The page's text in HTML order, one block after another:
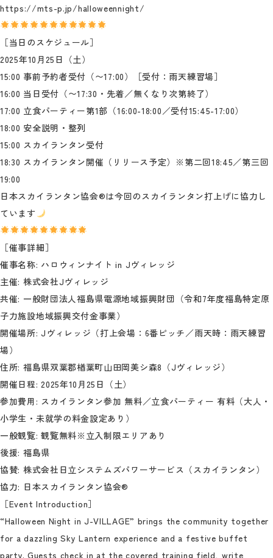
https://mts-p.jp/halloweennight/
［当日のスケジュール］
2025年10月25日（土）
15:00 事前予約者受付（〜17:00）［受付：雨天練習場］
16:00 当日受付（〜17:30・先着／無くなり次第終了）
17:00 立食パーティー第1部（16:00-18:00／受付15:45-17:00）
18:00 安全説明・整列
15:00 スカイランタン受付
18:30 スカイランタン開催（リリース予定）※第二回18:45／第三回
19:00
日本スカイランタン協会®は今回のスカイランタン打上げに協力し
ています
［催事詳細］
催事名称: ハロウィンナイト in Jヴィレッジ
主催: 株式会社Jヴィレッジ
共催: 一般財団法人福島県電源地域振興財団（令和7年度福島特定原
子力施設地域振興交付金事業）
開催場所: Jヴィレッジ（打上会場：6番ピッチ／雨天時：雨天練習
場）
住所: 福島県双葉郡楢葉町山田岡美シ森8（Jヴィレッジ）
開催日程: 2025年10月25日（土）
参加費用: スカイランタン参加 無料／立食パーティー 有料（大人・
小学生・未就学の料金設定あり）
一般観覧: 観覧無料※立入制限エリアあり
後援: 福島県
協賛: 株式会社日立システムズパワーサービス（スカイランタン）
協力: 日本スカイランタン協会®
［Event Introduction］
“Halloween Night in J-VILLAGE” brings the community together
for a dazzling Sky Lantern experience and a festive buffet
party. Guests check in at the covered training field, write